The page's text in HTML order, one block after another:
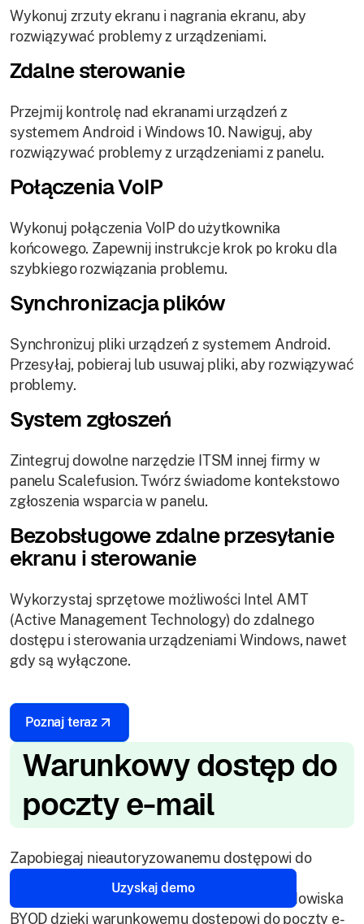
Wykonuj zrzuty ekranu i nagrania ekranu, aby
rozwiązywać problemy z urządzeniami.
Zdalne sterowanie
Przejmij kontrolę nad ekranami urządzeń z
systemem Android i Windows 10. Nawiguj, aby
rozwiązywać problemy z urządzeniami z panelu.
Połączenia VoIP
Wykonuj połączenia VoIP do użytkownika
końcowego. Zapewnij instrukcje krok po kroku dla
szybkiego rozwiązania problemu.
Synchronizacja plików
Synchronizuj pliki urządzeń z systemem Android.
Przesyłaj, pobieraj lub usuwaj pliki, aby rozwiązywać
problemy.
System zgłoszeń
Zintegruj dowolne narzędzie ITSM innej firmy w
panelu Scalefusion. Twórz świadome kontekstowo
zgłoszenia wsparcia w panelu.
Bezobsługowe zdalne przesyłanie
ekranu i sterowanie
Wykorzystaj sprzętowe możliwości Intel AMT
(Active Management Technology) do zdalnego
dostępu i sterowania urządzeniami Windows, nawet
gdy są wyłączone.
Poznaj teraz
Warunkowy dostęp do
poczty e-mail
Zapobiegaj nieautoryzowanemu dostępowi do
firmowych skrzynek pocztowych. Wzmocnij
bezpieczeństwo danych firmowych dla środowiska
BYOD dzięki warunkowemu dostępowi do poczty e-
Uzyskaj demo